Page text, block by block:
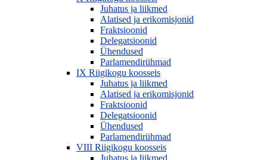
Juhatus ja liikmed
Alatised ja erikomisjonid
Fraktsioonid
Delegatsioonid
Ühendused
Parlamendirühmad
IX Riigikogu koosseis
Juhatus ja liikmed
Alatised ja erikomisjonid
Fraktsioonid
Delegatsioonid
Ühendused
Parlamendirühmad
VIII Riigikogu koosseis
Juhatus ja liikmed